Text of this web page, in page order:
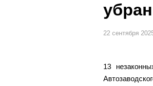
22 сентября
13